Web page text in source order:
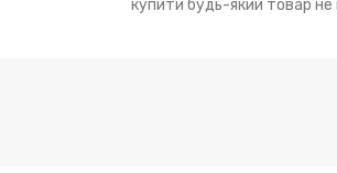
купити будь-який товар